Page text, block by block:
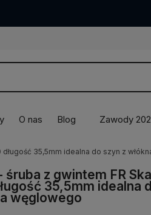
O nas Blog Zawody
35,5mm idealna do szyn z
śruba z gwintem FR
35,5mm idealna
węglowego